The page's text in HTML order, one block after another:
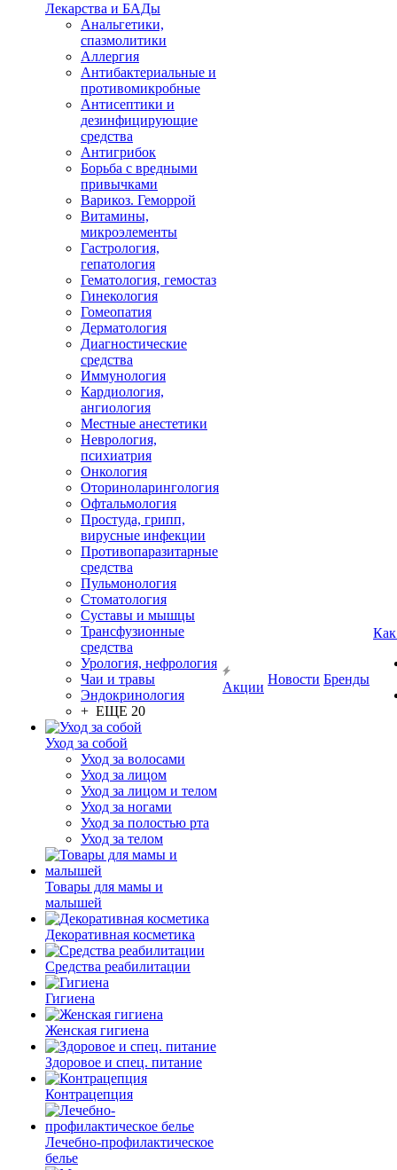
Лекарства и БАДы
Анальгетики,
спазмолитики
Аллергия
Антибактериальные и
противомикробные
Антисептики и
дезинфицирующие
средства
Антигрибок
Борьба с вредными
привычками
Варикоз. Геморрой
Витамины,
микроэлементы
Гастрология,
гепатология
Гематология, гемостаз
Гинекология
Гомеопатия
Дерматология
Диагностические
средства
Иммунология
Кардиология,
ангиология
Местные анестетики
Неврология,
психиатрия
Онкология
Оториноларингология
Офтальмология
Простуда, грипп,
вирусные инфекции
Противопаразитарные
средства
Пульмонология
Стоматология
Суставы и мышцы
Трансфузионные
средства
Урология, нефрология
Чаи и травы
Эндокринология
+ ЕЩЕ 20
Уход за собой
Уход за волосами
Уход за лицом
Уход за лицом и телом
Уход за ногами
Уход за полостью рта
Уход за телом
Товары для мамы и
малышей
Декоративная косметика
Средства реабилитации
Гигиена
Женская гигиена
Здоровое и спец. питание
Контрацепция
Лечебно-профилактическое
белье
Акции
Новости Бренды